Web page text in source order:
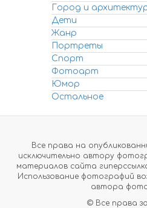
Город и
Дети
Жанр
Портреты
Спорт
Фотоарт
Юмор
Остальное
Все права на
исключительно автору
материалов сайта
Использование фотографий
автора
© Все права